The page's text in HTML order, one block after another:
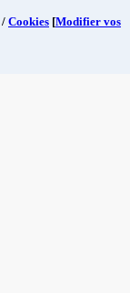
/ Cookies [Modifier vos